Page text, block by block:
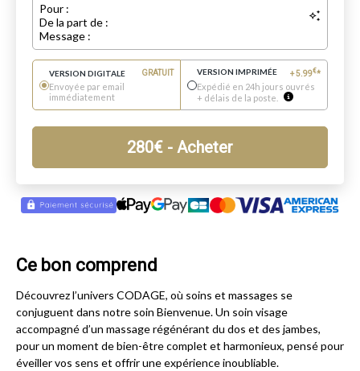
Pour :
De la part de :
Message :
VERSION DIGITALE GRATUIT
Envoyée par email
immédiatement
VERSION IMPRIMÉE +5.99€*
Expédié en 24h jours ouvrés
+ délais de la poste.
280€ - Acheter
Ce bon comprend
Découvrez l’univers CODAGE, où soins et massages se
conjuguent dans notre soin Bienvenue. Un soin visage
accompagné d’un massage régénérant du dos et des jambes,
pour un moment de bien-être complet et harmonieux, pensé pour
éveiller vos sens et offrir une expérience inoubliable.